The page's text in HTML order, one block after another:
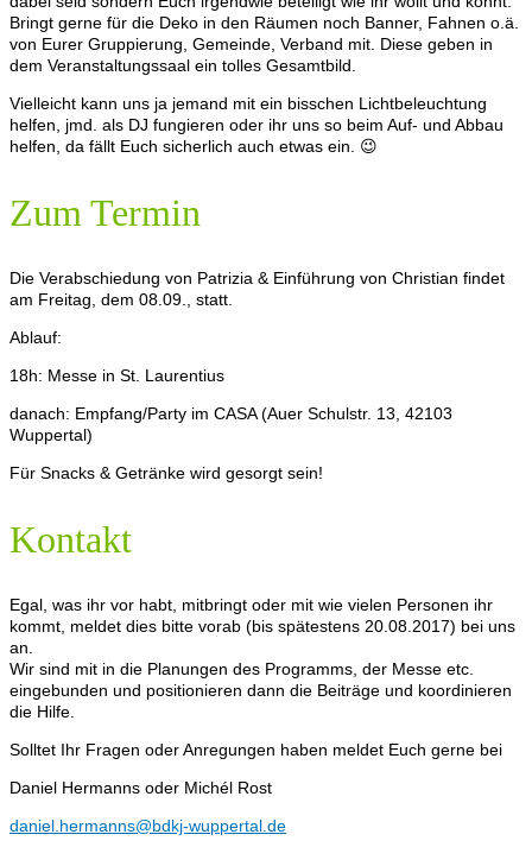
Bringt gerne für die Deko in den Räumen noch Banner, Fahnen o.ä.
von Eurer Gruppierung, Gemeinde, Verband mit. Diese geben in
dem Veranstaltungssaal ein tolles Gesamtbild.
Vielleicht kann uns ja jemand mit ein bisschen Lichtbeleuchtung
helfen, jmd. als DJ fungieren oder ihr uns so beim Auf- und Abbau
helfen, da fällt Euch sicherlich auch etwas ein. 😉
Zum Termin
Die Verabschiedung von Patrizia & Einführung von Christian findet
am Freitag, dem 08.09., statt.
Ablauf:
18h: Messe in St. Laurentius
danach: Empfang/Party im CASA (Auer Schulstr. 13, 42103
Wuppertal)
Für Snacks & Getränke wird gesorgt sein!
Kontakt
Egal, was ihr vor habt, mitbringt oder mit wie vielen Personen ihr
kommt, meldet dies bitte vorab (bis spätestens 20.08.2017) bei uns
an.
Wir sind mit in die Planungen des Programms, der Messe etc.
eingebunden und positionieren dann die Beiträge und koordinieren
die Hilfe.
Solltet Ihr Fragen oder Anregungen haben meldet Euch gerne bei
Daniel Hermanns oder Michél Rost
daniel.hermanns@bdkj-wuppertal.de